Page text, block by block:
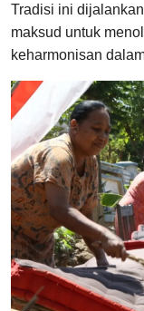
Tradisi ini
maksud untuk
keharmonisan